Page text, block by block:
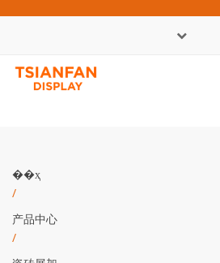
��ҳ
/
产品中心
/